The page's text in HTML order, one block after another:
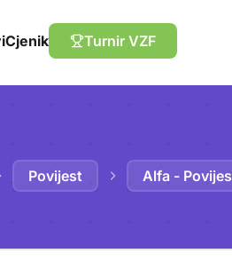
Cjenik Turnir VZF
Povijest Alfa -